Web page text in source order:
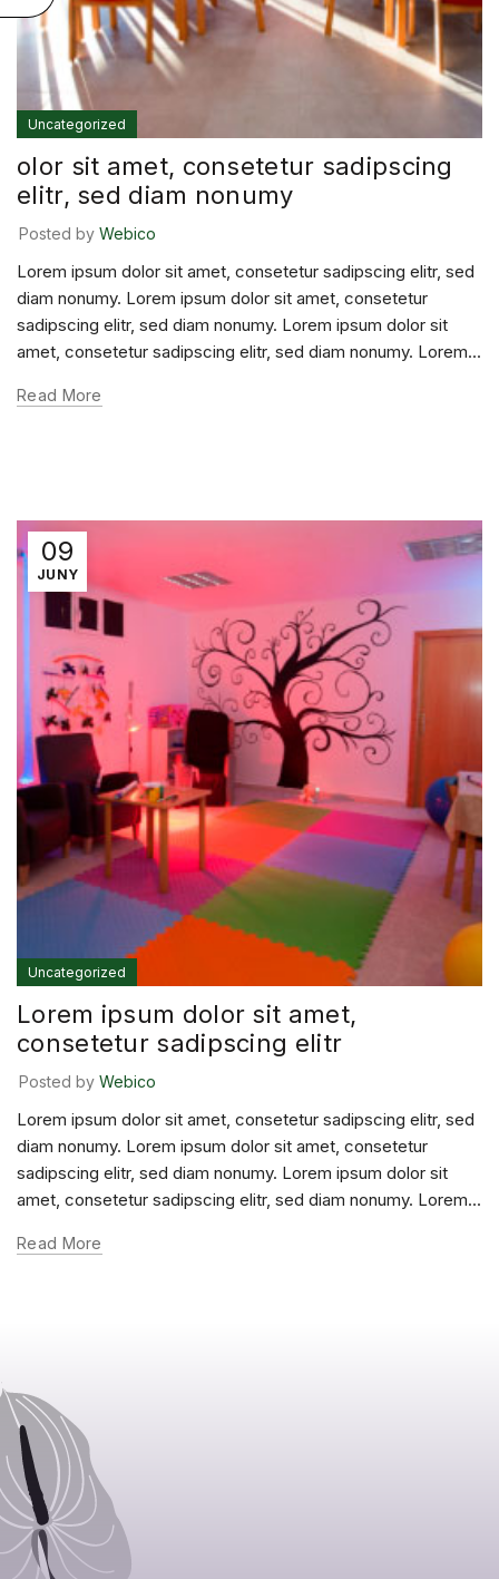
Uncategorized
olor sit amet, consetetur sadipscing
elitr, sed diam nonumy
Posted by Webico
Lorem ipsum dolor sit amet, consetetur sadipscing elitr, sed
diam nonumy. Lorem ipsum dolor sit amet, consetetur
sadipscing elitr, sed diam nonumy. Lorem ipsum dolor sit
amet, consetetur sadipscing elitr, sed diam nonumy. Lorem...
Read More
09
JUNY
Uncategorized
Lorem ipsum dolor sit amet,
consetetur sadipscing elitr
Posted by Webico
Lorem ipsum dolor sit amet, consetetur sadipscing elitr, sed
diam nonumy. Lorem ipsum dolor sit amet, consetetur
sadipscing elitr, sed diam nonumy. Lorem ipsum dolor sit
amet, consetetur sadipscing elitr, sed diam nonumy. Lorem...
Read More